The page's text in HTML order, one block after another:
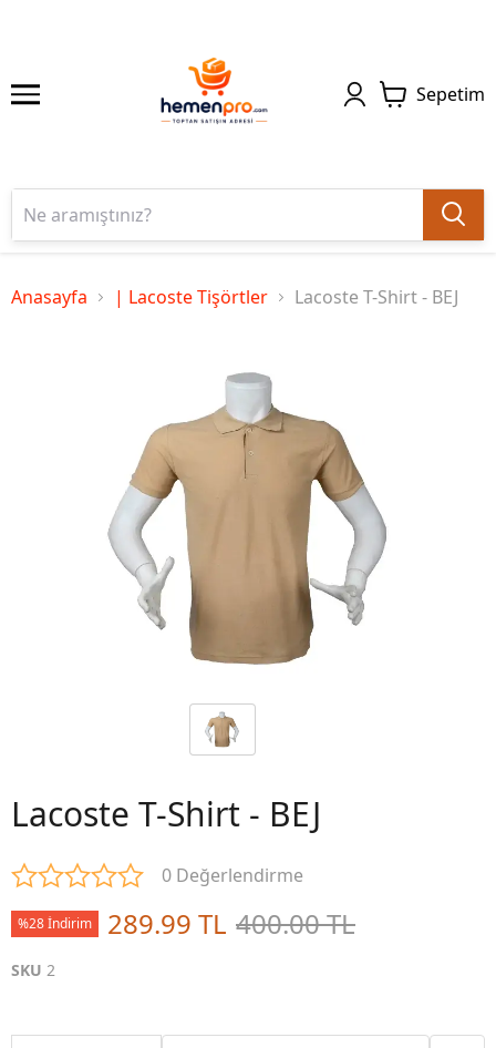
Sepetim
Anasayfa | Lacoste Tişörtler Lacoste T-Shirt - BEJ
Lacoste T-Shirt - BEJ
0 Değerlendirme
%28 İndirim 289.99 TL 400.00 TL
SKU 2